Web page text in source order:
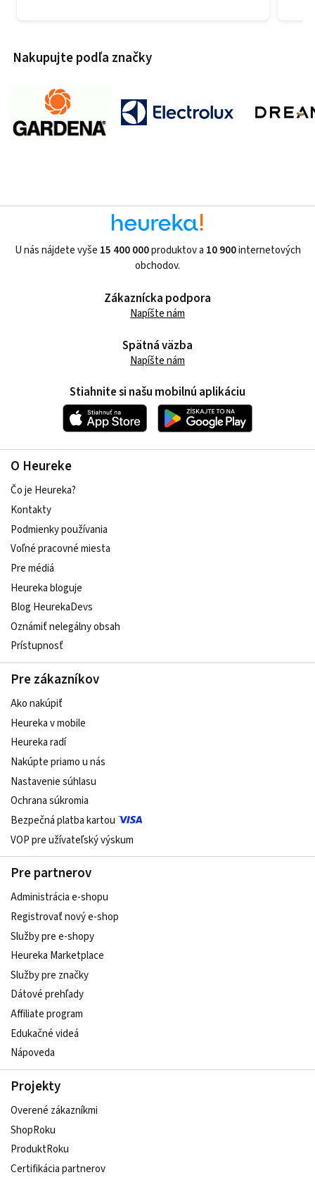
Nakupujte podľa značky
U nás nájdete vyše 15 400 000produktov a 10 900internetových
obchodov.
O Heureke
Čo je Heureka?
Kontakty
Podmienky používania
Voľné pracovné miesta
Pre médiá
Heureka bloguje
Blog HeurekaDevs
Oznámiť nelegálny obsah
Prístupnosť
Pre zákazníkov
Ako nakúpiť
Heureka v mobile
Heureka radí
Nakúpte priamo u nás
Nastavenie súhlasu
Ochrana súkromia
Bezpečná platba kartou
VOP pre užívateľský výskum
Pre partnerov
Administrácia e-shopu
Registrovať nový e-shop
Služby pre e‑shopy
Heureka Marketplace
Služby pre značky
Dátové prehľady
Affiliate program
Edukačné videá
Nápoveda
Projekty
Overené zákazníkmi
ShopRoku
ProduktRoku
Certifikácia partnerov
Zákaznícka podpora
Napíšte nám
Spätná väzba
Napíšte nám
Stiahnite si našu mobilnú aplikáciu